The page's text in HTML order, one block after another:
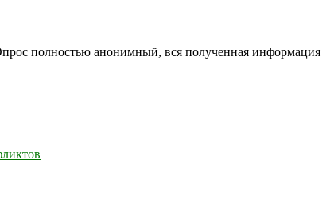
полностью анонимный, вся полученная информация